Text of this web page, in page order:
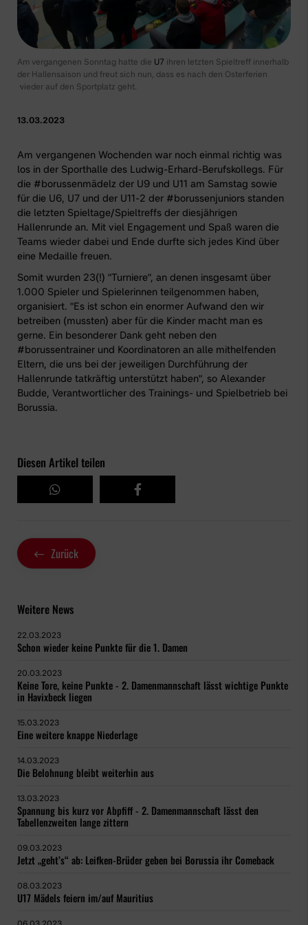
Am vergangenen Sonntag hatte die U7 ihren letzten Spieltreff innerhalb
der Hallensaison und freut sich nun, dass es nach den Osterferien
wieder auf den Sportplatz geht.
13.03.2023
Am vergangenen Wochenden war noch einmal richtig was
los in der Sporthalle des Ludwig-Erhard-Berufskollegs. Für
die #borussenmädelz der U9 und U11 am Samstag sowie
für die U6, U7 und der U11-2 der #borussenjuniors standen
die letzten Spieltage/Spieltreffs der diesjährigen
Hallenrunde an. Mit viel Engagement und Spaß waren die
Teams wieder dabei und Ende durfte sich jedes Kind über
eine Medaille freuen.
Somit wurden 23(!) "Turniere", an denen insgesamt über
1.000 Spieler und Spielerinnen teilgenommen haben,
organisiert. "Es ist schon ein enormer Aufwand den wir
betreiben (mussten) aber für die Kinder macht man es
gerne. Ein besonderer Dank geht neben den
#borussentrainer und Koordinatoren an alle mithelfenden
Eltern, die uns bei der jeweiligen Durchführung der
Hallenrunde tatkräftig unterstützt haben", so Alexander
Budde, Verantwortlicher des Trainings- und Spielbetrieb bei
Borussia.
Diesen Artikel teilen
Zurück
Weitere News
22.03.2023
Schon wieder keine Punkte für die 1. Damen
20.03.2023
Keine Tore, keine Punkte - 2. Damenmannschaft lässt wichtige Punkte
in Havixbeck liegen
15.03.2023
Eine weitere knappe Niederlage
14.03.2023
Die Belohnung bleibt weiterhin aus
13.03.2023
Spannung bis kurz vor Abpfiff - 2. Damenmannschaft lässt den
Tabellenzweiten lange zittern
09.03.2023
Jetzt „geht’s“ ab: Leifken-Brüder geben bei Borussia ihr Comeback
08.03.2023
U17 Mädels feiern im/auf Mauritius